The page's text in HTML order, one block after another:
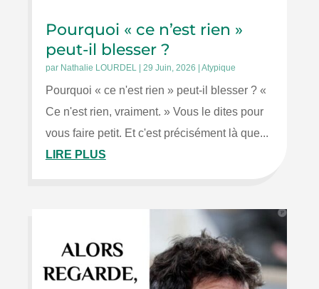
Pourquoi « ce n’est rien »
peut-il blesser ?
par Nathalie LOURDEL| 29 Juin, 2026 Atypique
Pourquoi « ce n'est rien » peut-il blesser ? «
Ce n'est rien, vraiment. » Vous le dites pour
vous faire petit. Et c'est précisément là que...
LIRE PLUS